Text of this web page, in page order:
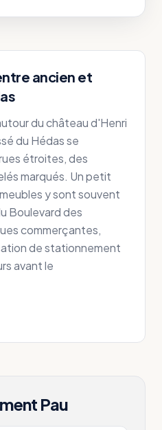
ancien et
du château d'Henri
du Hédas se
étroites, des
marqués. Un petit
y sont souvent
Boulevard des
commerçantes,
de stationnement
avant le
Pau